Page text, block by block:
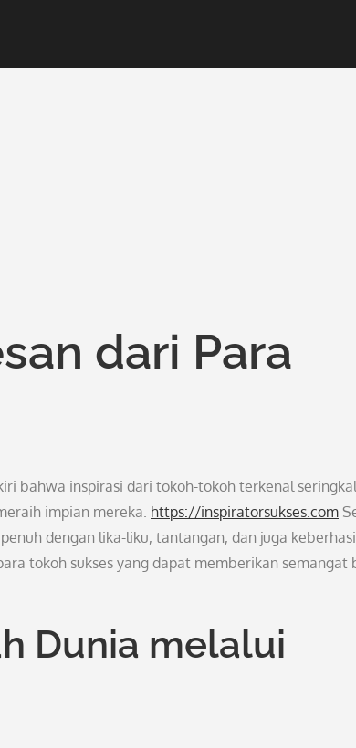
dari Para
bahwa inspirasi dari tokoh-tokoh terkenal
impian mereka. https://inspiratorsukses.com
dengan lika-liku, tantangan, dan juga
tokoh sukses yang dapat memberikan semangat
Dunia melalui